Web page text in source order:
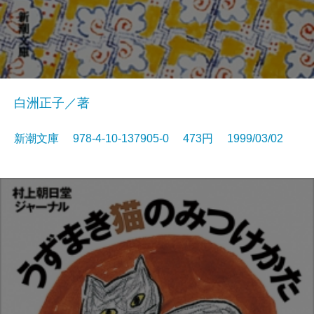
白洲正子／著
新潮文庫 978-4-10-137905-0 473円 1999/03/02